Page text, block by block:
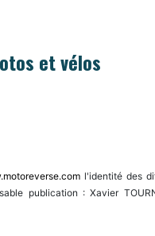
et vélos
l'identité des
publication : Xavier